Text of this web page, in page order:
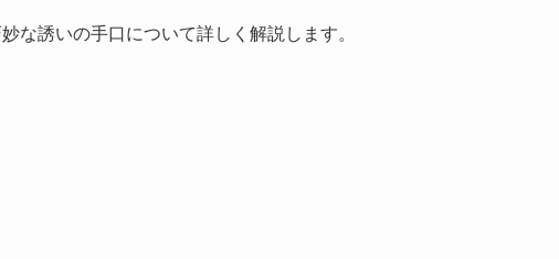
な誘いの手口について詳しく解説します。